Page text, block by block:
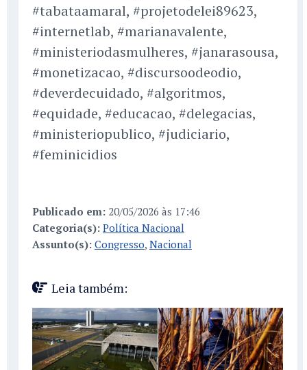
#tabataamaral, #projetodelei89623,
#internetlab, #marianavalente,
#ministeriodasmulheres, #janarasousa,
#monetizacao, #discursoodeodio,
#deverdecuidado, #algoritmos,
#equidade, #educacao, #delegacias,
#ministeriopublico, #judiciario,
#feminicidios
Publicado em: 20/05/2026 às 17:46
Categoria(s): Política Nacional
Assunto(s): Congresso, Nacional
Leia também: